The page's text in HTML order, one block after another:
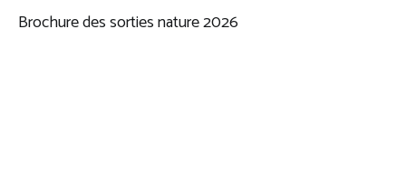
Brochure des sorties nature 2026